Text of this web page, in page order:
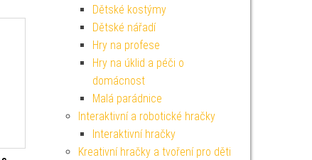
Dětské kostýmy
Dětské nářadí
Hry na profese
Hry na úklid a péči o
domácnost
Malá parádnice
Interaktivní a robotické hračky
Interaktivní hračky
Kreativní hračky a tvoření pro děti